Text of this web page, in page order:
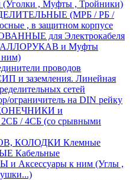
(Уголки , Муфты , Тройники)
(МРБ / РБ /
, в защитном корпусе
для Электрокабеля
и Муфты
ним)
проводов
и заземления. Линейная
сетей
ограничитель на DIN рейку
и
/ 4СБ (со срывными
КОЛОДКИ Клемные
Кабельные
Аксессуары к ним (Углы ,